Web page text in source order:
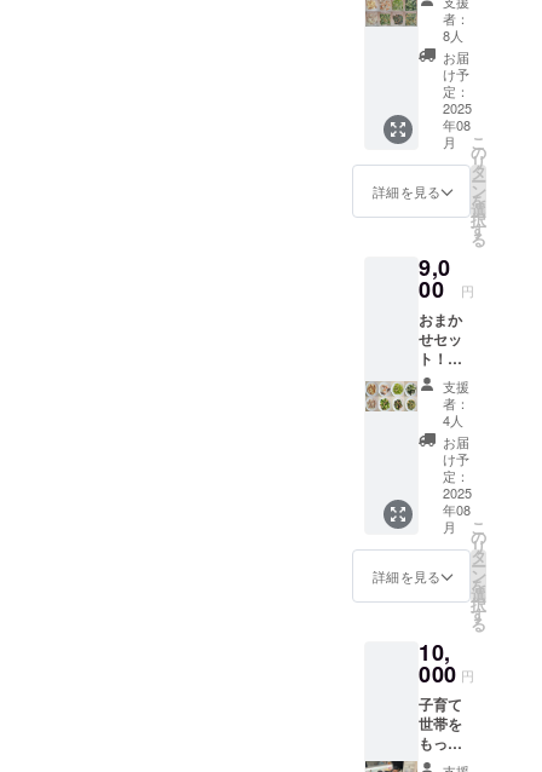
品のラ
ベルに
表記さ
れま
す。 商
品開封
前には
必ずお
届けの
リター
ルや注
意書き
をご確
認くだ
さい。
×16PC
【商
品A～H
まで各
１P】
or250ｇ
×32PC
【商
品A～H
まで各
2P】冷
凍食材
ス 詰め
合わ
せ 原
材料及
び添加
物等の
食品表
示はお
届け商
品のラ
ベルに
表記さ
れま
す。 商
品開封
前には
必ずお
付され
たラベ
ルや注
意書き
をご確
認くだ
さい。
者：
8人
お届
け予
定：
2025
年08
月
詳細を見る
こ
の
リ
タ
ー
ン
を
選
択
す
る
9,0
00 円
おまか
せセッ
ト！
【配送
２回ま
で分納
可】500
×16PC
【商
品A～H
まで各
2P】
or250ｇ
×32PC
【商
まで各
4P】冷
凍食材
ミック
ス 詰め
合わ
せ ※
支援
者：
4人
お届
け予
定：
2025
年08
月
詳細を見る
こ
の
リ
タ
ー
ン
を
選
択
す
る
10,
000 円
子育て
世帯を
もっと
支援し